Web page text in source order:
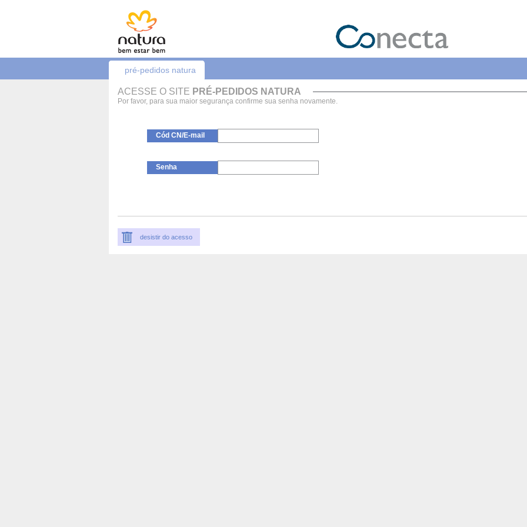
pré-pedidos natura
ACESSE O SITE PRÉ-PEDIDOS NATURA
Por favor, para sua maior segurança confirme sua senha novamente.
Cód CN/E-mail
Senha
desistir do acesso